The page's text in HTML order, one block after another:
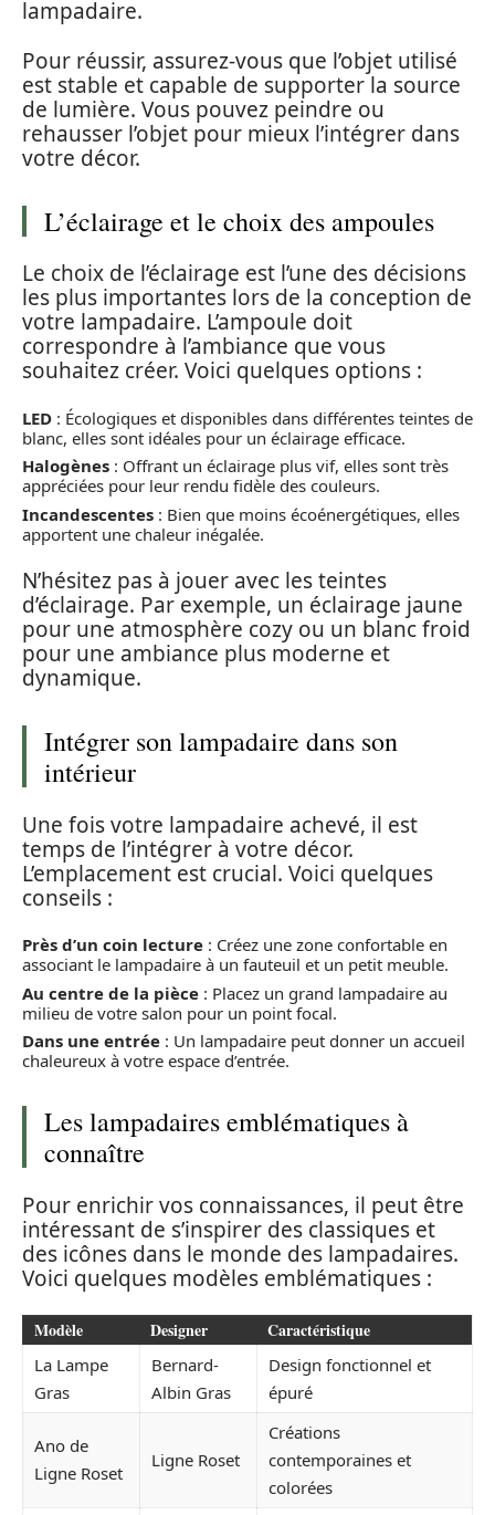
lampadaire.
Pour réussir, assurez-vous que l’objet utilisé
est stable et capable de supporter la source
de lumière. Vous pouvez peindre ou
rehausser l’objet pour mieux l’intégrer dans
votre décor.
L’éclairage et le choix des ampoules
Le choix de l’éclairage est l’une des décisions
les plus importantes lors de la conception de
votre lampadaire. L’ampoule doit
correspondre à l’ambiance que vous
souhaitez créer. Voici quelques options :
LED : Écologiques et disponibles dans différentes teintes de
blanc, elles sont idéales pour un éclairage efficace.
Halogènes : Offrant un éclairage plus vif, elles sont très
appréciées pour leur rendu fidèle des couleurs.
Incandescentes : Bien que moins écoénergétiques, elles
apportent une chaleur inégalée.
N’hésitez pas à jouer avec les teintes
d’éclairage. Par exemple, un éclairage jaune
pour une atmosphère cozy ou un blanc froid
pour une ambiance plus moderne et
dynamique.
Intégrer son lampadaire dans son
intérieur
Une fois votre lampadaire achevé, il est
temps de l’intégrer à votre décor.
L’emplacement est crucial. Voici quelques
conseils :
Près d’un coin lecture : Créez une zone confortable en
associant le lampadaire à un fauteuil et un petit meuble.
Au centre de la pièce : Placez un grand lampadaire au
milieu de votre salon pour un point focal.
Dans une entrée : Un lampadaire peut donner un accueil
chaleureux à votre espace d’entrée.
Les lampadaires emblématiques à
connaître
Pour enrichir vos connaissances, il peut être
intéressant de s’inspirer des classiques et
des icônes dans le monde des lampadaires.
Voici quelques modèles emblématiques :
Modèle Designer Caractéristique
La Lampe
Gras
Bernard-
Albin Gras
Design fonctionnel et
épuré
Ano de
Ligne Roset
Ligne Roset
Créations
contemporaines et
colorées